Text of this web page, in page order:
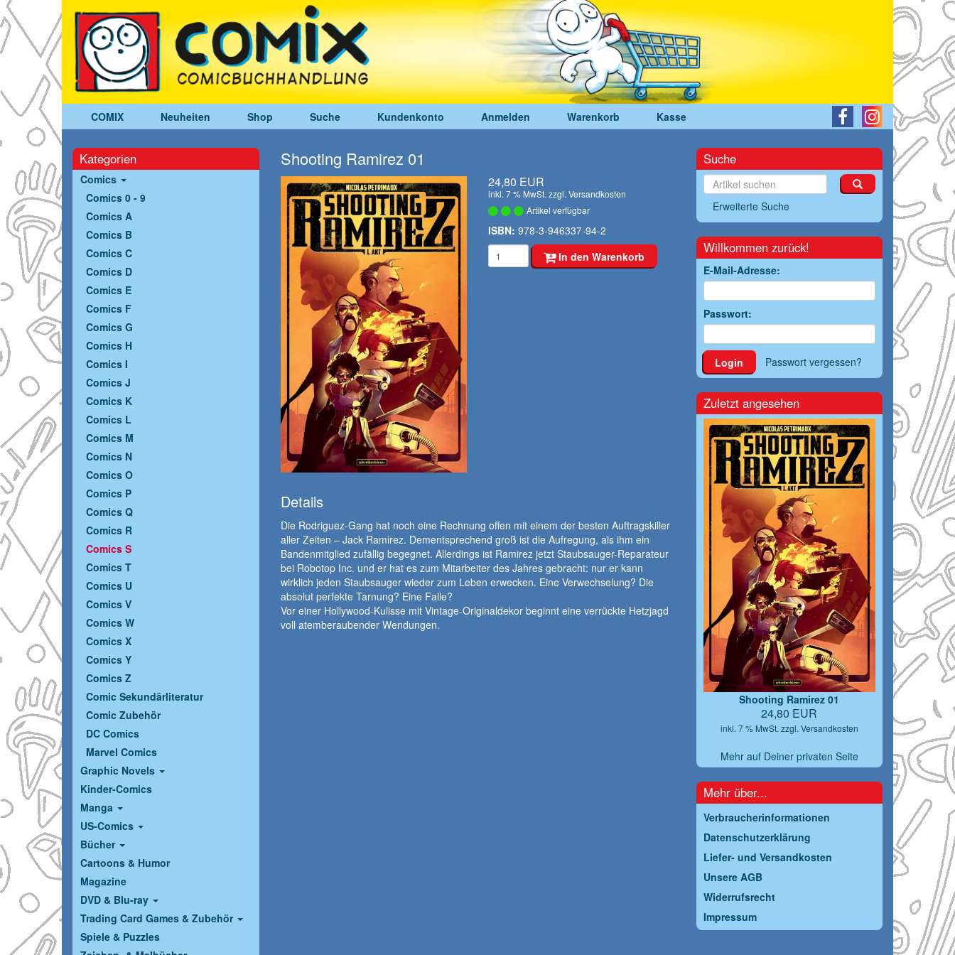
COMIX Neuheiten Shop Suche Kundenkonto Anmelden Warenkorb Kasse
Kategorien
Comics
Comics 0 - 9
Comics A
Comics B
Comics C
Comics D
Comics E
Comics F
Comics G
Comics H
Comics I
Comics J
Comics K
Comics L
Comics M
Comics N
Comics O
Comics P
Comics Q
Comics R
Comics S
Comics T
Comics U
Comics V
Comics W
Comics X
Comics Y
Comics Z
Comic Sekundärliteratur
Comic Zubehör
DC Comics
Marvel Comics
Graphic Novels
Kinder-Comics
Manga
US-Comics
Bücher
Cartoons & Humor
Magazine
DVD & Blu-ray
Trading Card Games & Zubehör
Spiele & Puzzles
Shooting Ramirez 01
24,80 EUR
inkl. 7 % MwSt. zzgl. Versandkosten
Artikel verfügbar
ISBN: 978-3-946337-94-2
In den Warenkorb
Details
Die Rodriguez-Gang hat noch eine Rechnung offen mit einem der besten Auftragskiller
aller Zeiten – Jack Ramirez. Dementsprechend groß ist die Aufregung, als ihm ein
Bandenmitglied zufällig begegnet. Allerdings ist Ramirez jetzt Staubsauger-Reparateur
bei Robotop Inc. und er hat es zum Mitarbeiter des Jahres gebracht: nur er kann
wirklich jeden Staubsauger wieder zum Leben erwecken. Eine Verwechselung? Die
absolut perfekte Tarnung? Eine Falle?
Vor einer Hollywood-Kulisse mit Vintage-Originaldekor beginnt eine verrückte Hetzjagd
voll atemberaubender Wendungen.
Suche
Erweiterte Suche
Willkommen zurück!
E-Mail-Adresse:
Passwort:
Login Passwort vergessen?
Zuletzt angesehen
Shooting Ramirez 01
24,80 EUR
inkl. 7 % MwSt. zzgl. Versandkosten
Mehr auf Deiner privaten Seite
Mehr über...
Verbraucherinformationen
Datenschutzerklärung
Liefer- und Versandkosten
Unsere AGB
Widerrufsrecht
Impressum